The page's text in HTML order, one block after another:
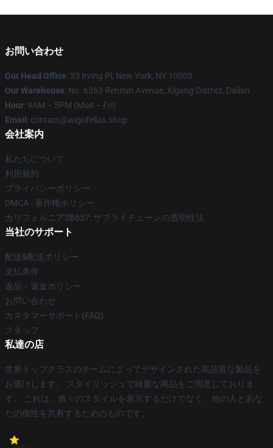
お問い合わせ
Our Head Office: 33 Irving Pl, New York, NY 10003
Our Warehouse: No. 6363 Renmin Avenue, Xigang District, Dalian
Hour: 9AM – 5PM (Mon – Fri)
Email : contact@wigofellas.shop
会社案内
私たちについて
利用規約
プライバシーポリシー
DMCA - 著作権ポリシー
カリフォルニアSB657: サプライチェーンの透明性法
当社のサポート
配送&配送ポリシー
支払条件
返品・返金ポリシー
お問い合わせ
カスタマーサポート(FAQ)
スタッフ
私達の店
世界トップクラスのチームによってデザインされた高品質な製品を
お届けします。 スタイリッシュで綺麗な商品をご用意しておりま
す。 これは、個々のスタイルを表示するだけでなく、他の人とあな
たの個性を共有するためのものです。